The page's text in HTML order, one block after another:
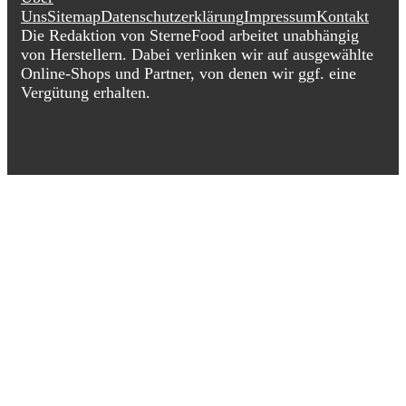
UnsSitemapDatenschutzerklärungImpressumKontakt
Die Redaktion von SterneFood arbeitet unabhängig
von Herstellern. Dabei verlinken wir auf ausgewählte
Online-Shops und Partner, von denen wir ggf. eine
Vergütung erhalten.